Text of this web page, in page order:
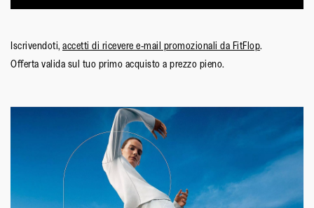
Iscrivendoti, accetti di ricevere e-mail promozionali da FitFlop.
Offerta valida sul tuo primo acquisto a prezzo pieno.